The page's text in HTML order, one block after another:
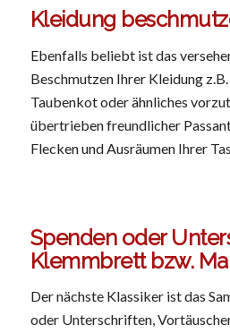
Kleidung
Ebenfalls beliebt ist das
Beschmutzen Ihrer Kleidung
Taubenkot oder ähnliches
übertrieben freundlicher
Flecken und Ausräumen Ihrer
Spenden oder
Klemmbrett bzw.
Der nächste Klassiker ist das
oder Unterschriften,